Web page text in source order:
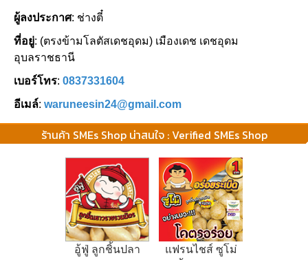
ผู้ลงประกาศ: ช่างตี๋
ที่อยู่: (ตรงข้ามโลตัสเดชอุดม) เมืองเดช เดชอุดม
อุบลราชธานี
เบอร์โทร: 0837331604
อีเมล์: waruneesin24@gmail.com
ร้านค้า SMEs Shop น่าสนใจ : Verified SMEs Shop
อู้ฟู่ ลูกชิ้นปลา
แฟรนไชส์ ซูโม่